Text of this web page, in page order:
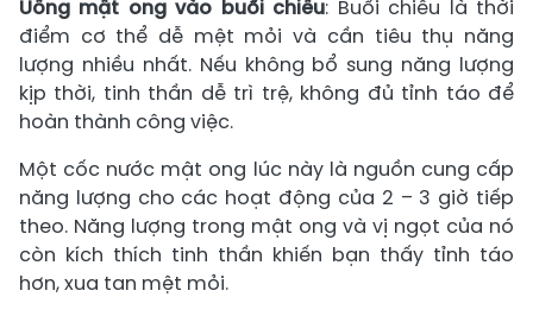
Uống mật ong vào buổi chiều: Buổi chiều là thời
điểm cơ thể dễ mệt mỏi và cần tiêu thụ năng
lượng nhiều nhất. Nếu không bổ sung năng lượng
kịp thời, tinh thần dễ trì trệ, không đủ tỉnh táo để
hoàn thành công việc.
Một cốc nước mật ong lúc này là nguồn cung cấp
năng lượng cho các hoạt động của 2 – 3 giờ tiếp
theo. Năng lượng trong mật ong và vị ngọt của nó
còn kích thích tinh thần khiến bạn thấy tỉnh táo
hơn, xua tan mệt mỏi.